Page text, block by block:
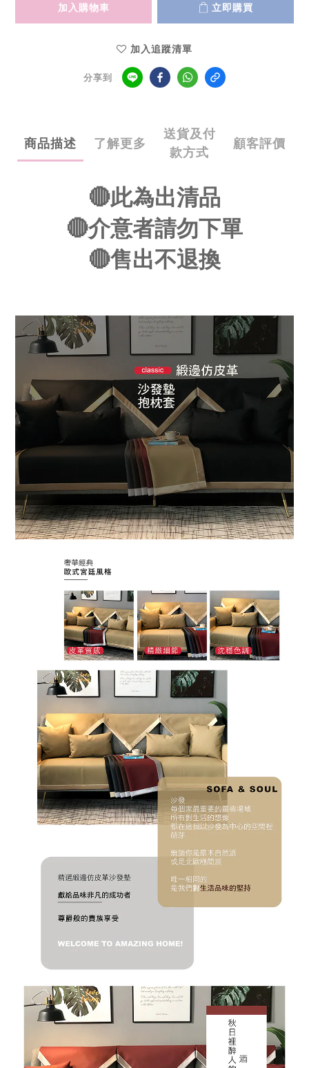
加入購物車 立即購買
加入追蹤清單
分享到
商品描述 了解更多
送貨及付
款方式
顧客評價
🔴此為出清品
🔴介意者請勿下單
🔴售出不退換